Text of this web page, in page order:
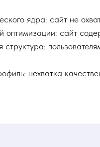
ядра: сайт не
оптимизации: сайт
нехватка